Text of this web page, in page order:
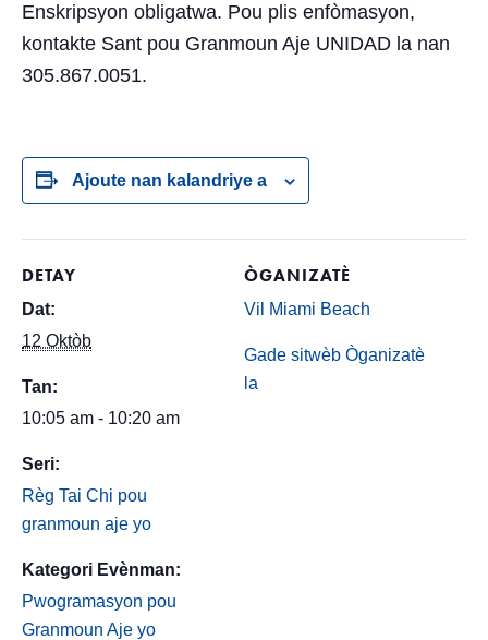
Enskripsyon obligatwa. Pou plis enfòmasyon,
kontakte Sant pou Granmoun Aje UNIDAD la nan
305.867.0051.
Ajoute nan kalandriye a
DETAY
Dat:
12 Oktòb
Tan:
10:05 am - 10:20 am
Seri:
Règ Tai Chi pou
granmoun aje yo
Kategori Evènman:
Pwogramasyon pou
Granmoun Aje yo
ÒGANIZATÈ
Vil Miami Beach
Gade sitwèb Òganizatè
la